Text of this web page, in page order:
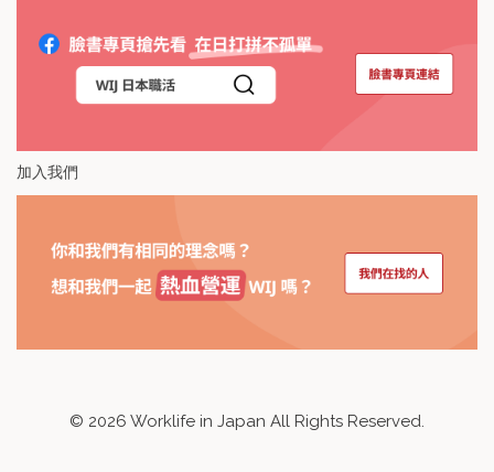
加入我們
© 2026 Worklife in Japan All Rights Reserved.